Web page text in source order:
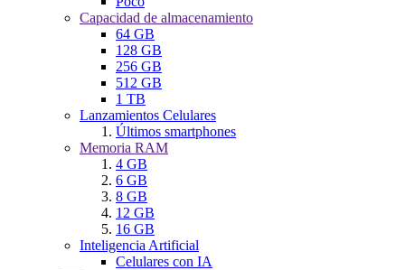
Capacidad de almacenamiento
64 GB
128 GB
256 GB
512 GB
1 TB
Lanzamientos Celulares
Últimos smartphones
Memoria RAM
4 GB
6 GB
8 GB
12 GB
16 GB
Inteligencia Artificial
Celulares con IA